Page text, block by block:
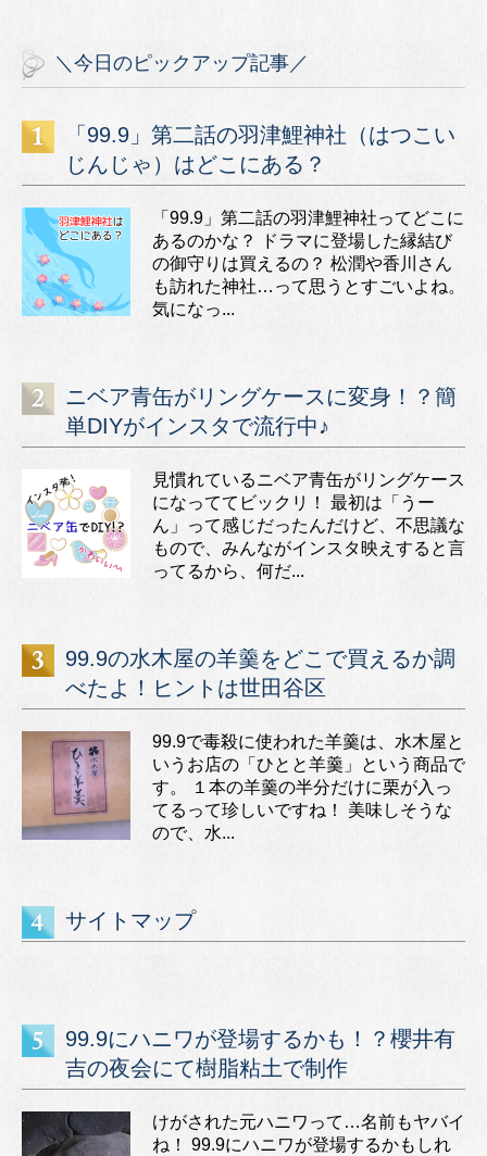
＼今日のピックアップ記事／
「99.9」第二話の羽津鯉神社（はつこい
じんじゃ）はどこにある？
「99.9」第二話の羽津鯉神社ってどこに
あるのかな？ ドラマに登場した縁結び
の御守りは買えるの？ 松潤や香川さん
も訪れた神社…って思うとすごいよね。
気になっ...
ニベア青缶がリングケースに変身！？簡
単DIYがインスタで流行中♪
見慣れているニベア青缶がリングケース
になっててビックリ！ 最初は「うー
ん」って感じだったんだけど、不思議な
もので、みんながインスタ映えすると言
ってるから、何だ...
99.9の水木屋の羊羹をどこで買えるか調
べたよ！ヒントは世田谷区
99.9で毒殺に使われた羊羹は、水木屋と
いうお店の「ひとと羊羹」という商品で
す。 １本の羊羹の半分だけに栗が入っ
てるって珍しいですね！ 美味しそうな
ので、水...
サイトマップ
99.9にハニワが登場するかも！？櫻井有
吉の夜会にて樹脂粘土で制作
けがされた元ハニワって…名前もヤバイ
ね！ 99.9にハニワが登場するかもしれ